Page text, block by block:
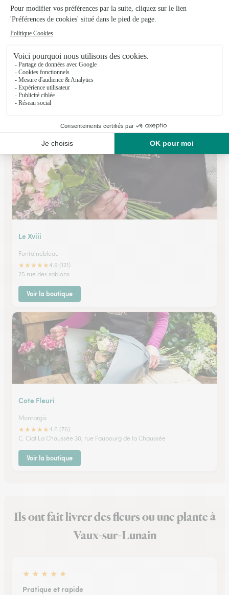
Jardins de Fontainebleau
Fontainebleau
★★★ ★★3.6 (48)
Voir la boutique
Le Xviii
Fontainebleau
★★★★★4.9 (121)
25 rue des sablons
Voir la boutique
Cote Fleuri
Montargis
★★★★★4.6 (76)
C. Cial La Chaussée 30, rue Faubourg de la Chaussée
Voir la boutique
Ils ont fait livrer des fleurs ou une plante à
Vaux-sur-Lunain
★ ★ ★ ★ ★
Pratique et rapide